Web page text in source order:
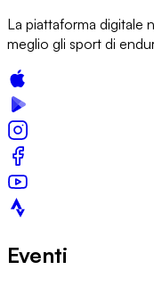
La piattaforma digitale
meglio gli sport di
Eventi